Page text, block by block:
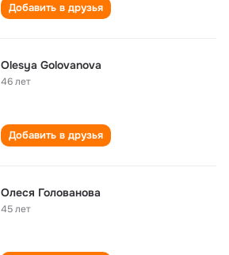
Добавить в друзья
Olesya Golovanova
46 лет
Добавить в друзья
Олеся Голованова
45 лет